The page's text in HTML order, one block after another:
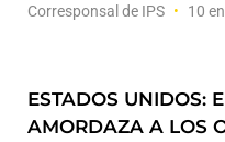
Corresponsal de IPS 10
ESTADOS UNIDOS:
AMORDAZA A LOS